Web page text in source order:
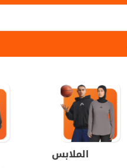
الملابس